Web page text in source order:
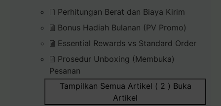
Perhitungan Berat dan Biaya Kirim
Bonus Hadiah Bulanan (PV Promo)
Essential Rewards vs Standard Order
Prosedur Unboxing (Membuka)
Pesanan
Tampilkan Semua Artikel ( 2 ) Buka
Artikel